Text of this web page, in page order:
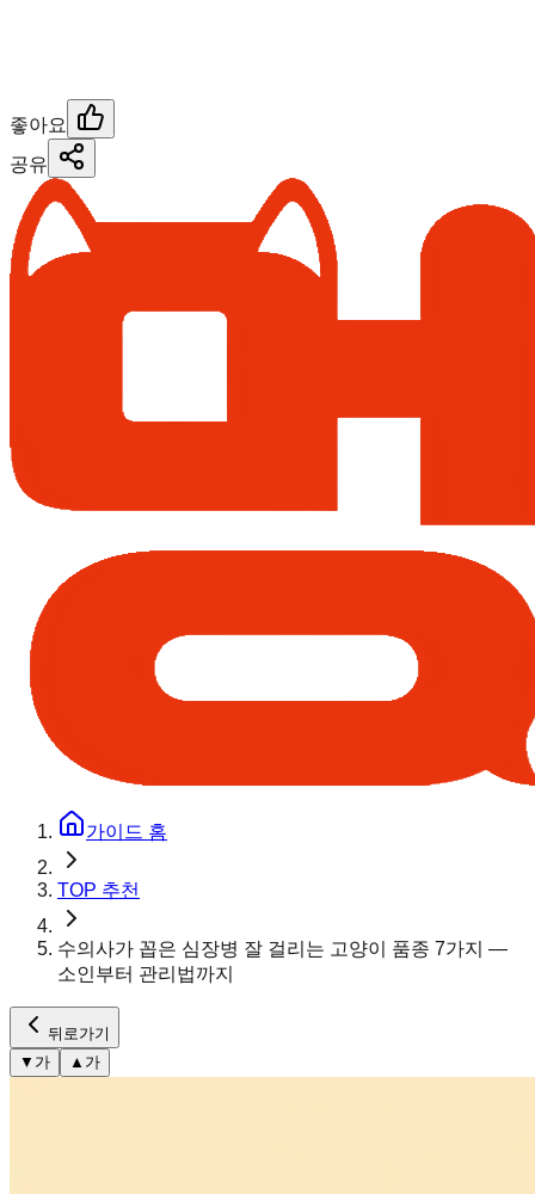
좋아요
공유
가이드 홈
TOP 추천
수의사가 꼽은 심장병 잘 걸리는 고양이 품종 7가지 —
소인부터 관리법까지
뒤로가기
▼ 가 ▲ 가